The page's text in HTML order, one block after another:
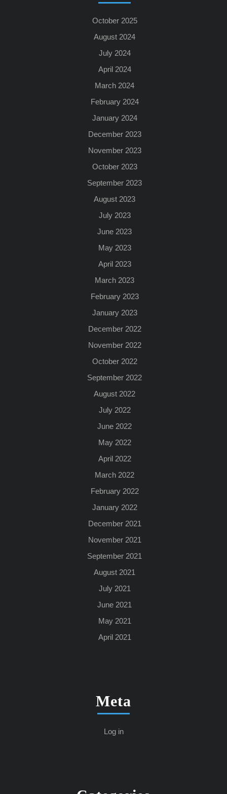
October 2025
August 2024
July 2024
April 2024
March 2024
February 2024
January 2024
December 2023
November 2023
October 2023
September 2023
August 2023
July 2023
June 2023
May 2023
April 2023
March 2023
February 2023
January 2023
December 2022
November 2022
October 2022
September 2022
August 2022
July 2022
June 2022
May 2022
April 2022
March 2022
February 2022
January 2022
December 2021
November 2021
September 2021
August 2021
July 2021
June 2021
May 2021
April 2021
Meta
Log in